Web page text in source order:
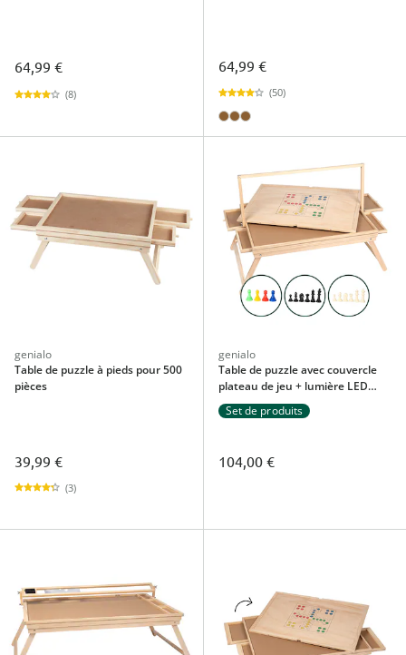
64,99 €
(8)
64,99 €
(50)
genialo
Table de puzzle à pieds pour 500
pièces
39,99 €
(3)
genialo
Table de puzzle avec couvercle
plateau de jeu + lumière LED
avec ensemble de pions 1500
pièces
Set de produits
104,00 €